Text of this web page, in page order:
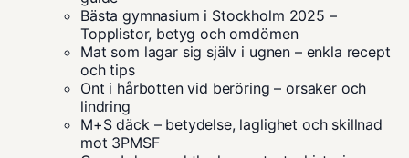
Bästa gymnasium i Stockholm 2025 –
Topplistor, betyg och omdömen
Mat som lagar sig själv i ugnen – enkla recept
och tips
Ont i hårbotten vid beröring – orsaker och
lindring
M+S däck – betydelse, laglighet och skillnad
mot 3PMSF